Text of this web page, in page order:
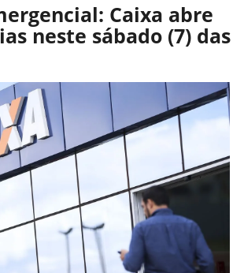
Caixa abre
neste sábado (7) das